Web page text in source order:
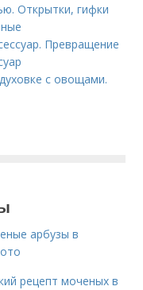
Открытки, гифки
Превращение
с овощами.
арбузы в
рецепт моченых в